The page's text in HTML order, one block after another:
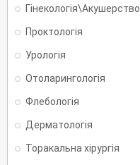
Гінекологія\Акушерство
Проктологія
Урологія
Отоларингологія
Флебологія
Дерматологія
Торакальна хірургія